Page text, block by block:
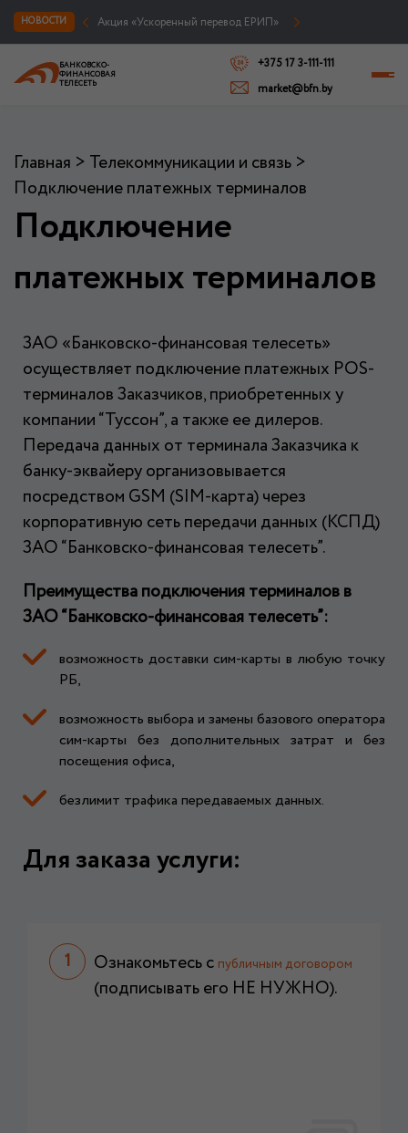
НОВОСТИ Акция «Ускоренный перевод ЕРИП»
БАНКОВСКО-
ФИНАНСОВАЯ
ТЕЛЕСЕТЬ
+375 17 3-111-111
market@bfn.by
Главная > Телекоммуникации и связь >
Подключение платежных терминалов
Подключение
платежных терминалов
ЗАО «Банковско-финансовая телесеть»
осуществляет подключение платежных POS-
терминалов Заказчиков, приобретенных у
компании “Туссон”, а также ее дилеров.
Передача данных от терминала Заказчика к
банку-эквайеру организовывается
посредством GSM (SIM-карта) через
корпоративную сеть передачи данных (КСПД)
ЗАО “Банковско-финансовая телесеть”.
Преимущества подключения терминалов в
ЗАО “Банковско-финансовая телесеть”:
возможность доставки сим-карты в любую точку
РБ,
возможность выбора и замены базового оператора
сим-карты без дополнительных затрат и без
посещения офиса,
безлимит трафика передаваемых данных.
Для заказа услуги:
Ознакомьтесь с публичным договором
(подписывать его НЕ НУЖНО).